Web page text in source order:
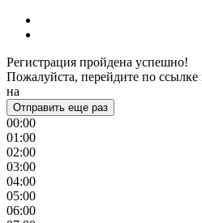
Регистрация пройдена успешно!
Пожалуйста, перейдите по ссылке
на
Отправить еще раз
00:00
01:00
02:00
03:00
04:00
05:00
06:00